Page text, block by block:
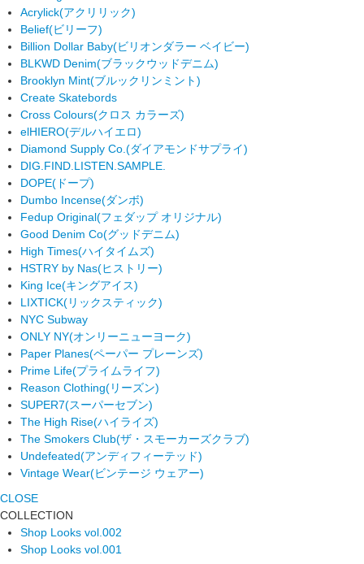
Acrylick(アクリリック)
Belief(ビリーフ)
Billion Dollar Baby(ビリオンダラー ベイビー)
BLKWD Denim(ブラックウッドデニム)
Brooklyn Mint(ブルックリンミント)
Create Skatebords
Cross Colours(クロス カラーズ)
elHIERO(デルハイエロ)
Diamond Supply Co. (ダイアモンドサプライ)
DIG.FIND.LISTEN.SAMPLE.
DOPE(ドープ)
Dumbo Incense(ダンボ)
Fedup Original(フェダップ オリジナル)
Good Denim Co(グッドデニム)
High Times(ハイタイムズ)
HSTRY by Nas(ヒストリー)
King Ice(キングアイス)
LIXTICK(リックスティック)
NYC Subway
ONLY NY(オンリーニューヨーク)
Paper Planes(ペーパー プレーンズ)
Prime Life(プライムライフ)
Reason Clothing(リーズン)
SUPER7(スーパーセブン)
The High Rise(ハイライズ)
The Smokers Club(ザ・スモーカーズクラブ)
Undefeated(アンディフィーテッド)
Vintage Wear(ビンテージ ウェアー)
CLOSE
COLLECTION
Shop Looks vol.002
Shop Looks vol.001